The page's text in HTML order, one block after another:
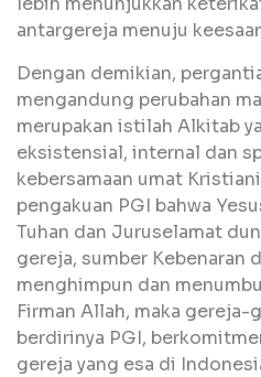
antargereja menuju
Dengan demikian,
mengandung perubahan
merupakan istilah Alkitab
eksistensial, internal dan
kebersamaan umat
pengakuan PGI bahwa
Tuhan dan Juruselamat
gereja, sumber Kebenaran
menghimpun dan
Firman Allah, maka gereja-
berdirinya PGI,
gereja yang esa di